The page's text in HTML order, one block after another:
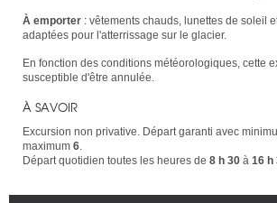
À emporter : vêtements chauds, lunettes de soleil
adaptées pour l'atterrissage sur le glacier.
En fonction des conditions météorologiques, cette
susceptible d'être annulée.
À SAVOIR
Excursion non privative. Départ garanti avec
maximum 6
Départ quotidien toutes les heures de 8 h 30 à 16 h